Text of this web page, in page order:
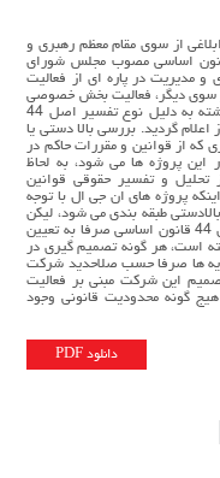
44 قانون اساسی ابلاغی از سوی مقام معظم رهبری و
قانون اجرای سیاست های کلی اصل 44 قانون اساسی مصوب مجلس شورای
و مدیریت در پاره ای از فعالیت
سوی دیگر، فعالیت بخش خصوصی
در بخشی از فعالیت های اقتصادی کشور که در گذشته به دلیل نوع تفسیر اصل 44
گردید. بررسی بالا دستی یا
که از قوانین و مقررات حاکم در
پروژه ها می شود، به لحاظ
و تفسیر حقوقی قوانین
پروژه های ان جی ال با توجه
طبقه بندی می شود، لیکن
با توجه به اینکه قانون اجرای سیاست های کلی اصل 44 قانون اساسی صرفا به تعیین
است، هر گونه تصمیم گیری در
ها صرفا حسب صلاحدید شرکت
این شرکت مبنی بر فعالیت
گونه محدودیت قانونی وجود
دانلود PDF